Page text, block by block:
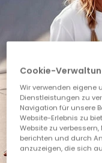
Cookie-
Wir verwenden eigene
Dienstleistungen zu
Navigation für unsere
Website-Erlebnis zu
Website zu
berichten und durch
anzuzeigen, die sich